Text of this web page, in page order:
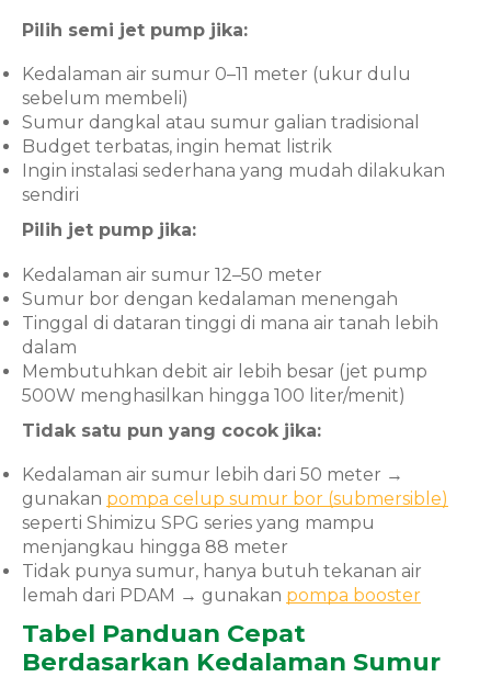
Pilih semi jet pump jika:
Kedalaman air sumur 0–11 meter (ukur dulu
sebelum membeli)
Sumur dangkal atau sumur galian tradisional
Budget terbatas, ingin hemat listrik
Ingin instalasi sederhana yang mudah dilakukan
sendiri
Pilih jet pump jika:
Kedalaman air sumur 12–50 meter
Sumur bor dengan kedalaman menengah
Tinggal di dataran tinggi di mana air tanah lebih
dalam
Membutuhkan debit air lebih besar (jet pump
500W menghasilkan hingga 100 liter/menit)
Tidak satu pun yang cocok jika:
Kedalaman air sumur lebih dari 50 meter →
gunakan pompa celup sumur bor (submersible)
seperti Shimizu SPG series yang mampu
menjangkau hingga 88 meter
Tidak punya sumur, hanya butuh tekanan air
lemah dari PDAM → gunakan pompa booster
Tabel Panduan Cepat
Berdasarkan Kedalaman Sumur